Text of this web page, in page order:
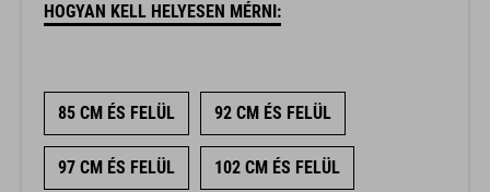
HOGYAN KELL HELYESEN MÉRNI:
85 CM ÉS FELÜL 92 CM ÉS FELÜL
97 CM ÉS FELÜL 102 CM ÉS FELÜL